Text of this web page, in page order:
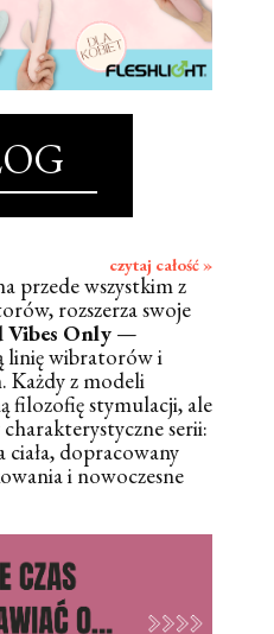
czytaj całość »
przede wszystkim z
rozszerza swoje
Vibes Only —
linię wibratorów i
Każdy z modeli
filozofię stymulacji, ale
charakterystyczne serii:
ciała, dopracowany
i nowoczesne